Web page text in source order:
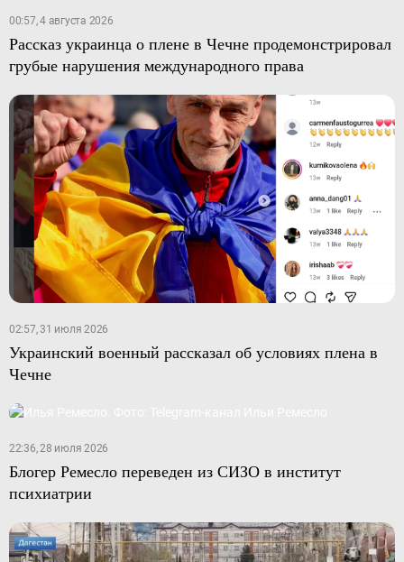
00:57, 4 августа 2026
Рассказ украинца о плене в Чечне продемонстрировал
грубые нарушения международного права
02:57, 31 июля 2026
Украинский военный рассказал об условиях плена в
Чечне
22:36, 28 июля 2026
Блогер Ремесло переведен из СИЗО в институт
психиатрии